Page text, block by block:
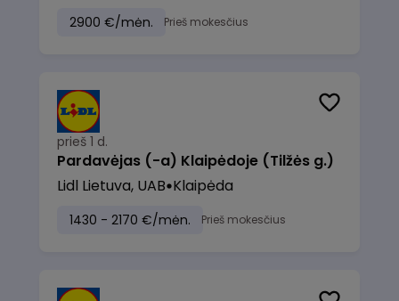
2900 €/mėn. Prieš mokesčius
prieš 1 d.
Pardavėjas (-a) Klaipėdoje (Tilžės g.)
Lidl Lietuva, UAB Klaipėda
1430 - 2170 €/mėn. Prieš mokesčius